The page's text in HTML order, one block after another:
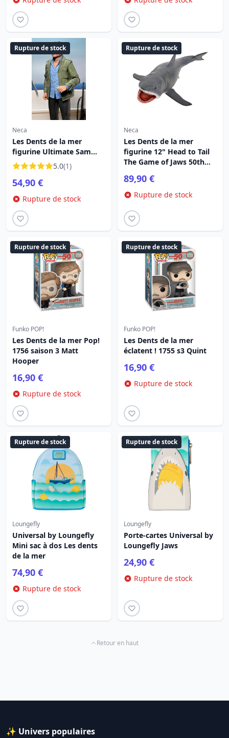
Rupture de stock
Neca
Les Dents de la mer
figurine Ultimate Sam
Quint 50th Anniversary
Figure 18 cm
5.0(1)
54,90 €
Rupture de stock
Rupture de stock
Neca
Les Dents de la mer
figurine 12" Head to Tail
The Game of Jaws 50th
89,90 €
Rupture de stock
Rupture de stock
Funko POP!
Les Dents de la mer Pop!
1756 saison 3 Matt
Hooper
16,90 €
Rupture de stock
Rupture de stock
Funko POP!
Les Dents de la mer
éclatent ! 1755 s3 Quint
16,90 €
Rupture de stock
Rupture de stock
Loungefly
Universal by Loungefly
Mini sac à dos Les dents
de la mer
74,90 €
Rupture de stock
Rupture de stock
Loungefly
Porte-cartes Universal by
Loungefly Jaws
24,90 €
Rupture de stock
Retour en haut
✨ Univers populaires